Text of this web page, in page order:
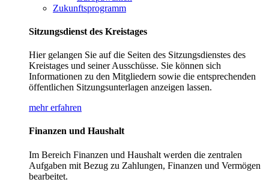
Zukunftsprogramm
Sitzungsdienst des Kreistages
Hier gelangen Sie auf die Seiten des Sitzungsdienstes des
Kreistages und seiner Ausschüsse. Sie können sich
Informationen zu den Mitgliedern sowie die entsprechenden
öffentlichen Sitzungsunterlagen anzeigen lassen.
mehr erfahren
Finanzen und Haushalt
Im Bereich Finanzen und Haushalt werden die zentralen
Aufgaben mit Bezug zu Zahlungen, Finanzen und Vermögen
bearbeitet.